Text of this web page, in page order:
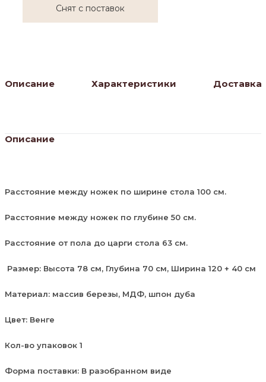
Снят с поставок
Описание Характеристики Доставка
Описание
Расстояние между ножек по ширине стола 100 см.
Расстояние между ножек по глубине 50 см.
Расстояние от пола до царги стола 63 см.
Размер: Высота 78 см, Глубина 70 см, Ширина 120 + 40 см
Материал: массив березы, МДФ, шпон дуба
Цвет: Венге
Кол-во упаковок 1
Форма поставки: В разобранном виде